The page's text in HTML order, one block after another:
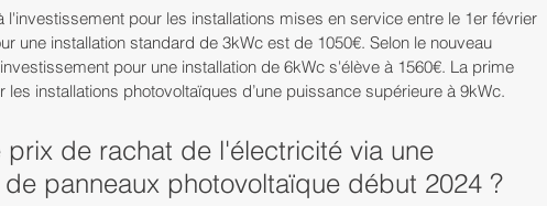
l'investissement pour les installations mises en service entre le 1er février
une installation standard de 3kWc est de 1050€. Selon le nouveau
pour une installation de 6kWc s'élève à 1560€. La prime
les installations photovoltaïques d’une puissance supérieure à 9kWc.
prix de rachat de l'électricité via une
de panneaux photovoltaïque début 2024 ?